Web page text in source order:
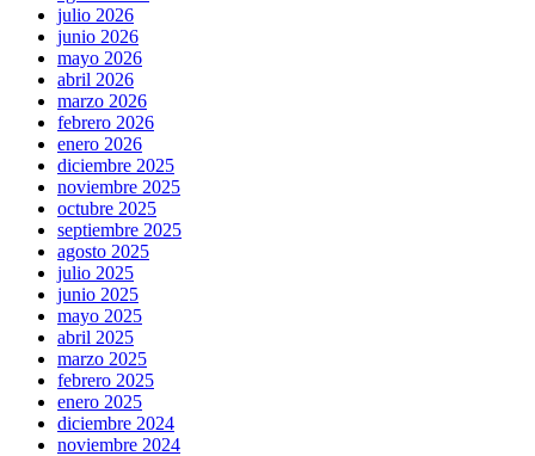
julio 2026
junio 2026
mayo 2026
abril 2026
marzo 2026
febrero 2026
enero 2026
diciembre 2025
noviembre 2025
octubre 2025
septiembre 2025
agosto 2025
julio 2025
junio 2025
mayo 2025
abril 2025
marzo 2025
febrero 2025
enero 2025
diciembre 2024
noviembre 2024